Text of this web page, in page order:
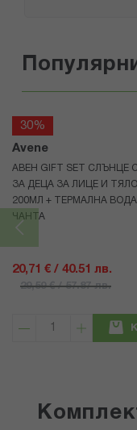
30%
Avene
АВЕН GIFT SET СЛЪНЦЕ
ЗА ДЕЦА ЗА ЛИЦЕ И ТЯЛО
200МЛ + ТЕРМАЛНА ВОДА
ЧАНТА
20,71 € / 40.51 лв.
29,59 € / 57.87 лв.